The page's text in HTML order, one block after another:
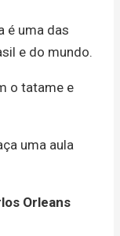
é uma das
e do mundo.
o tatame e
uma aula
Orleans